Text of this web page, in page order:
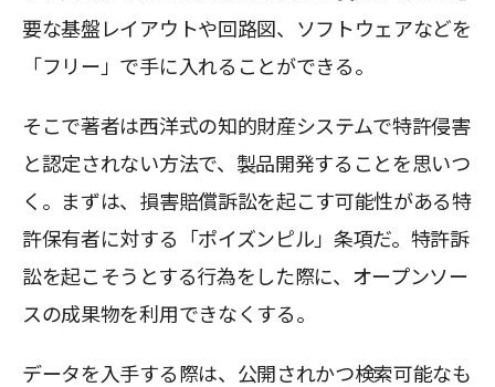
要な基盤レイアウトや回路図、ソフトウェアなどを
「フリー」で手に入れることができる。
そこで著者は西洋式の知的財産システムで特許侵害
と認定されない方法で、製品開発することを思いつ
く。まずは、損害賠償訴訟を起こす可能性がある特
許保有者に対する「ポイズンピル」条項だ。特許訴
訟を起こそうとする行為をした際に、オープンソー
スの成果物を利用できなくする。
データを入手する際は、公開されかつ検索可能なも